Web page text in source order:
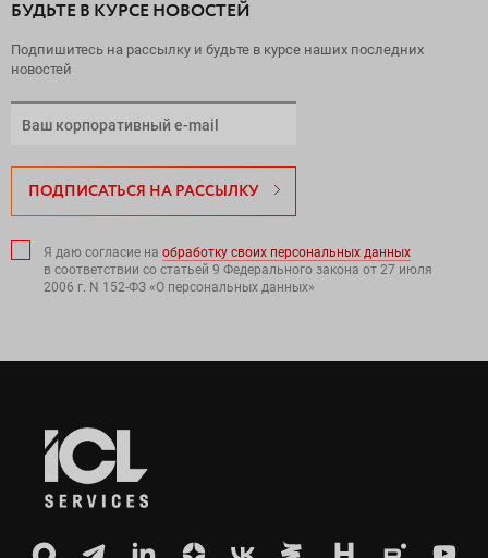
БУДЬТЕ В КУРСЕ НОВОСТЕЙ
Подпишитесь на рассылку и будьте в курсе наших последних
новостей
ПОДПИСАТЬСЯ НА РАССЫЛКУ
Я даю согласие на обработку своих персональных данных
в соответствии со статьей 9 Федерального закона от 27 июля
2006 г. N 152-ФЗ «О персональных данных»